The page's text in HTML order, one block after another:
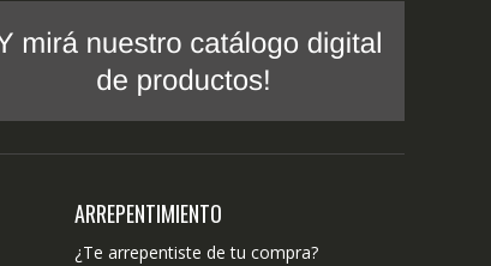
ARREPENTIMIENTO
¿Te arrepentiste de tu compra?